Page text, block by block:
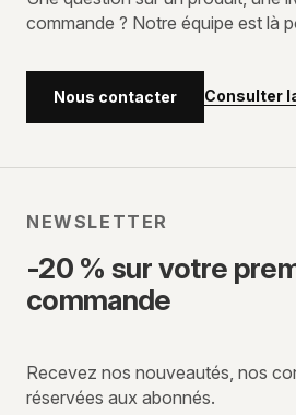
commande ? Notre équipe est là
Nous contacter Consulter
NEWSLETTER
-20 % sur votre
commande
Recevez nos nouveautés, nos
réservées aux abonnés.